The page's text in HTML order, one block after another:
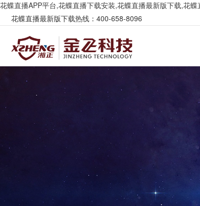
花蝶直播APP平台,花蝶直播下载安装,花蝶直播最新版下载,花
花蝶直播最新版下载热线：400-658-8096